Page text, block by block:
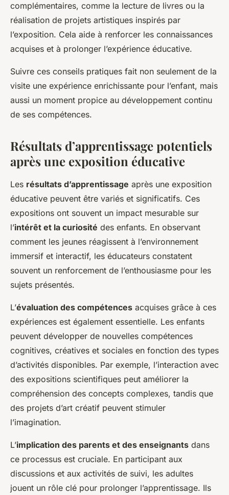
complémentaires, comme la lecture de livres ou la
réalisation de projets artistiques inspirés par
l’exposition. Cela aide à renforcer les connaissances
acquises et à prolonger l’expérience éducative.
Suivre ces conseils pratiques fait non seulement de la
visite une expérience enrichissante pour l’enfant, mais
aussi un moment propice au développement continu
de ses compétences.
Résultats d’apprentissage potentiels
après une exposition éducative
Les résultats d’apprentissage après une exposition
éducative peuvent être variés et significatifs. Ces
expositions ont souvent un impact mesurable sur
l’intérêt et la curiosité des enfants. En observant
comment les jeunes réagissent à l’environnement
immersif et interactif, les éducateurs constatent
souvent un renforcement de l’enthousiasme pour les
sujets présentés.
L’évaluation des compétences acquises grâce à ces
expériences est également essentielle. Les enfants
peuvent développer de nouvelles compétences
cognitives, créatives et sociales en fonction des types
d’activités disponibles. Par exemple, l’interaction avec
des expositions scientifiques peut améliorer la
compréhension des concepts complexes, tandis que
des projets d’art créatif peuvent stimuler
l’imagination.
L’implication des parents et des enseignants dans
ce processus est cruciale. En participant aux
discussions et aux activités de suivi, les adultes
jouent un rôle clé pour prolonger l’apprentissage. Ils